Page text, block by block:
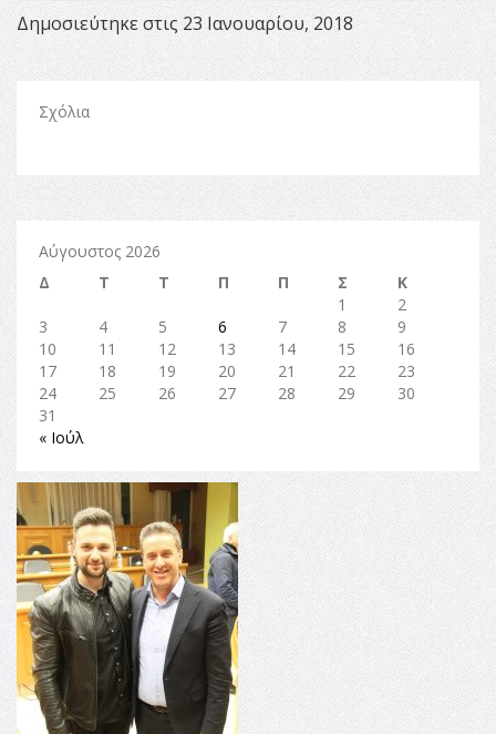
Δημοσιεύτηκε στις 23 Ιανουαρίου, 2018
Σχόλια
Αύγουστος 2026
Δ
Τ Τ Π Π Σ
Κ
1
2
3
4 5 6 7 8
9
10
11 12 13 14 15
16
17
18 19 20 21 22
23
24
25 26 27 28 29
30
31
« Ιούλ